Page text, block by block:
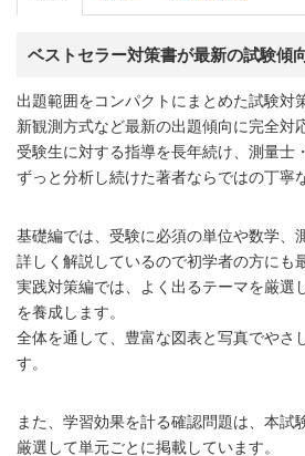
ベストセラー対策書が最新の試験傾
出題範囲をコンパクトにまとめた試験対
新観測方式など最新の出題傾向に完全対
受験生に対する指導を長年続け、測量士
ずっと分析し続けた著者ならではの丁寧
基礎編では、受験に必須の単位や数学、
詳しく解説しているので初学者の方にも
実践対策編では、よく出るテーマを厳選
を養成します。
全体を通して、豊富な図表と写真でやさ
す。
また、学習効果を計る確認問題は、本試
厳選して単元ごとに掲載しています。